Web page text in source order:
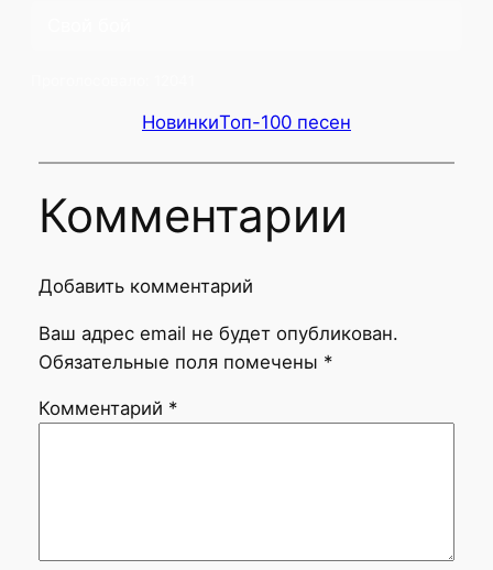
НовинкиТоп-100 песен
Комментарии
Добавить комментарий
Ваш адрес email не будет опубликован.
Обязательные поля помечены *
Комментарий *